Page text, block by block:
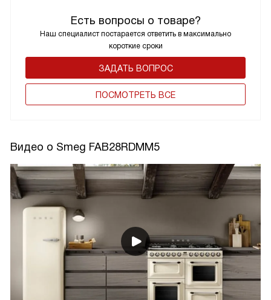
Есть вопросы о товаре?
Наш специалист постарается ответить в максимально
короткие сроки
ЗАДАТЬ ВОПРОС
ПОCМОТРЕТЬ ВСЕ
Видео о Smeg FAB28RDMM5